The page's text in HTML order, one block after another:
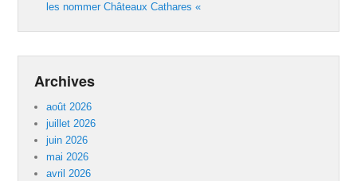
les nommer Châteaux Cathares «
Archives
août 2026
juillet 2026
juin 2026
mai 2026
avril 2026